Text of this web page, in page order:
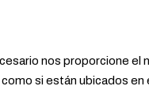
nos proporcione
si están ubicados